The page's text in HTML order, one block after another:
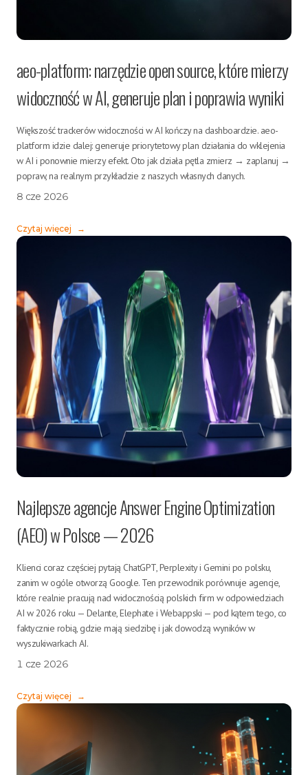
aeo-platform: narzędzie open source, które mierzy
widoczność w AI, generuje plan i poprawia wyniki
Większość trackerów widoczności w AI kończy na dashboardzie. aeo-
platform idzie dalej: generuje priorytetowy plan działania do wklejenia
w AI i ponownie mierzy efekt. Oto jak działa pętla zmierz → zaplanuj →
popraw, na realnym przykładzie z naszych własnych danych.
8 cze 2026
Czytaj więcej →
Najlepsze agencje Answer Engine Optimization
(AEO) w Polsce — 2026
Klienci coraz częściej pytają ChatGPT, Perplexity i Gemini po polsku,
zanim w ogóle otworzą Google. Ten przewodnik porównuje agencje,
które realnie pracują nad widocznością polskich firm w odpowiedziach
AI w 2026 roku — Delante, Elephate i Webappski — pod kątem tego, co
faktycznie robią, gdzie mają siedzibę i jak dowodzą wyników w
wyszukiwarkach AI.
1 cze 2026
Czytaj więcej →